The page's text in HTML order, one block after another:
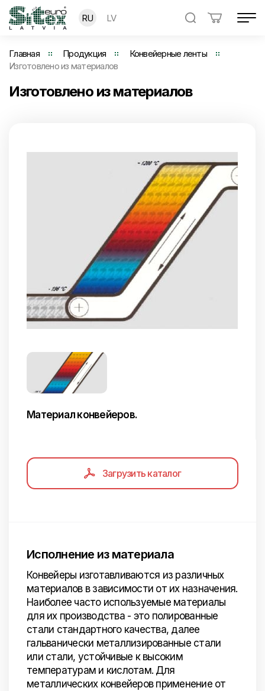
RU LV
Главная Продукция
Конвейерные ленты
Изготовлено из материалов
Изготовлено из материалов
Материал конвейеров.
Загрузить каталог
Исполнение из материала
Конвейеры изготавливаются из различных
материалов в зависимости от их назначения.
Наиболее часто используемые материалы
для их производства - это полированные
стали стандартного качества, далее
гальванически металлизированные стали
или стали, устойчивые к высоким
температурам и кислотам. Для
металлических конвейеров применение от